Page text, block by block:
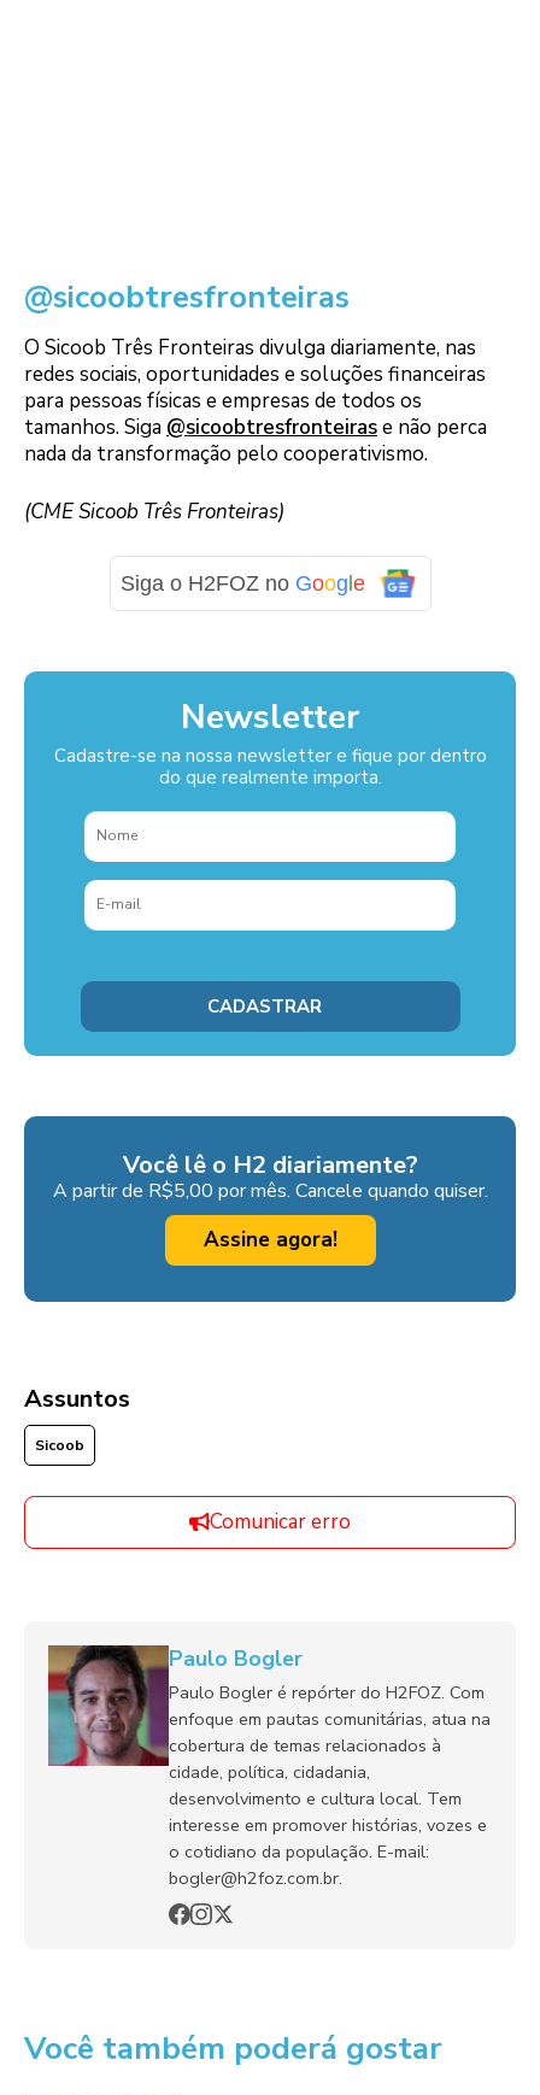
@sicoobtresfronteiras
O Sicoob Três Fronteiras divulga diariamente, nas
redes sociais, oportunidades e soluções financeiras
para pessoas físicas e empresas de todos os
tamanhos. Siga @sicoobtresfronteirase não perca
nada da transformação pelo cooperativismo.
(CME Sicoob Três Fronteiras)
Siga o H2FOZ no Goog e
Newsletter
Cadastre-se na nossa newsletter e fique por dentro
do que realmente importa.
Você lê o H2 diariamente?
A partir de R$5,00 por mês. Cancele quando quiser.
Assine agora!
Assuntos
Sicoob
Comunicar erro
Paulo Bogler
Paulo Bogler é repórter do H2FOZ. Com
enfoque em pautas comunitárias, atua na
cobertura de temas relacionados à
cidade, política, cidadania,
desenvolvimento e cultura local. Tem
interesse em promover histórias, vozes e
o cotidiano da população. E-mail:
bogler@h2foz.com.br.
Você também poderá gostar